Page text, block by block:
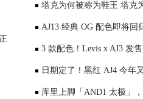
塔克为何被称为鞋王 塔克
AJ13 经典 OG 配色即将回
3 款配色！Levis x AJ3 发
日期定了！黑红 AJ4 今年
库里上脚「AND1 太极」